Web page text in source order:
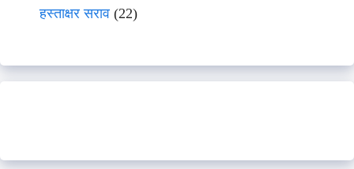
हस्ताक्षर सराव (22)